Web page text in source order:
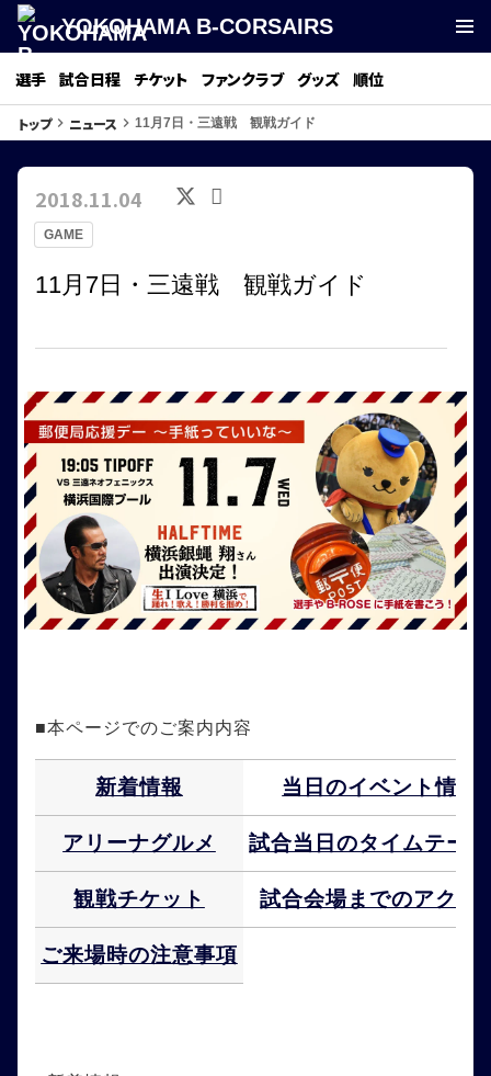
YOKOHAMA B-CORSAIRS
選手 試合日程 チケット ファンクラブ グッズ 順位
トップkeyboard_arrow_right ニュース keyboard_arrow_right 11月7日・三遠戦 観戦ガイド
GAME
2018.11.04
11月7日・三遠戦 観戦ガイド
■本ページでのご案内内容
新着情報 当日のイベント情報
アリーナグルメ 試合当日のタイムテー
観戦チケット 試合会場までのアクセ
ご来場時の注意事項